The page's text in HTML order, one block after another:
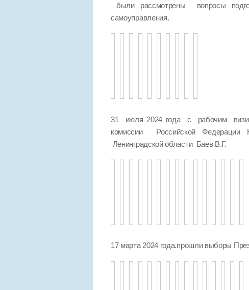
были рассмотрены вопросы
самоуправления.
31 июля 2024 года с рабочим
комиссии Российской
Ленинградской области Баев В.Г.
17 марта 2024 года.прошли выборы